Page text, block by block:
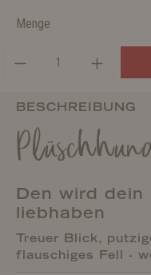
Menge
BESCHREIBUNG
Den wird
liebhaben
Treuer Blick,
flauschiges Fell -